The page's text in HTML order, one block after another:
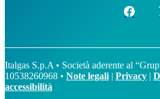
Italgas S.p.A • Società aderente al
10538260968 • Note legali | Privacy |
accessibilità